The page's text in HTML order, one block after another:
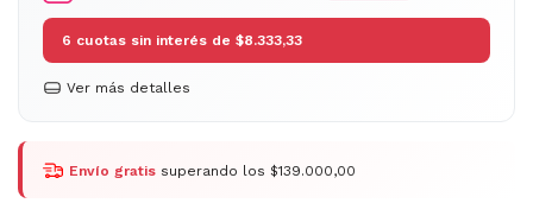
6 cuotas sin interés de $8.333,33
Ver más detalles
Envío gratis superando los $139.000,00